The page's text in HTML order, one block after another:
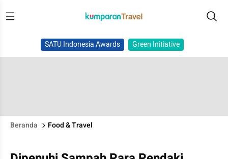
SATU Indonesia Awards Green Initiative
Beranda Food & Travel